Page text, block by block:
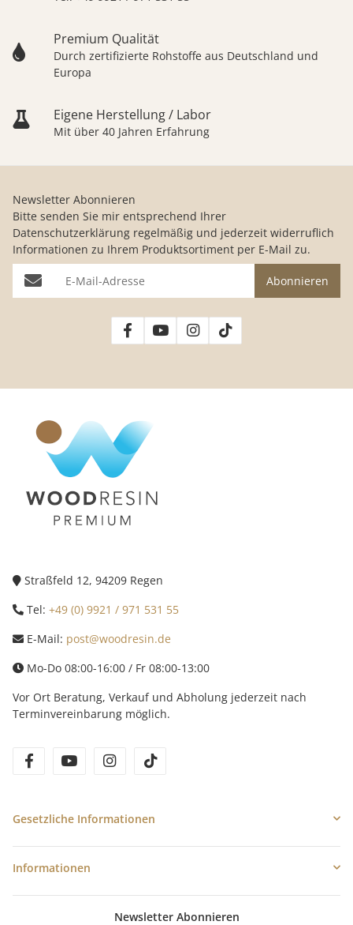
Premium Qualität
Durch zertifizierte Rohstoffe aus Deutschland und
Europa
Eigene Herstellung / Labor
Mit über 40 Jahren Erfahrung
Newsletter Abonnieren
Bitte senden Sie mir entsprechend Ihrer
Datenschutzerklärung regelmäßig und jederzeit widerruflich
Informationen zu Ihrem Produktsortiment per E-Mail zu.
E-Mail-Adresse Abonnieren
Straßfeld 12, 94209 Regen
Tel: +49 (0) 9921 / 971 531 55
E-Mail: post@woodresin.de
Mo-Do 08:00-16:00 / Fr 08:00-13:00
Vor Ort Beratung, Verkauf und Abholung jederzeit nach
Terminvereinbarung möglich.
facebookyoutube instagram
Gesetzliche Informationen
Informationen
Newsletter Abonnieren